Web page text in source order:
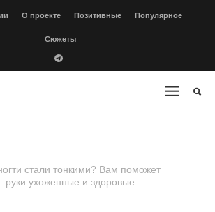
О проекте Позитивные Популярное
Сюжеты
стали тонкими? Вам поможет
руки ухоженные и здоровые